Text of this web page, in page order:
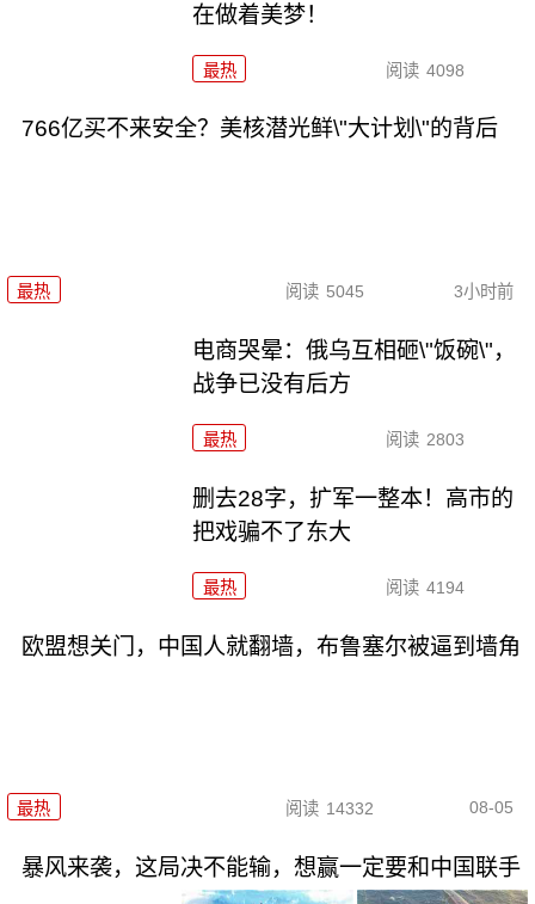
在做着美梦！
最热 阅读 4098
766亿买不来安全？美核潜光鲜\"大计划\"的背后
最热 阅读 5045 3小时前
电商哭晕：俄乌互相砸\"饭碗\"，
战争已没有后方
最热 阅读 2803
删去28字，扩军一整本！高市的
把戏骗不了东大
最热 阅读 4194
欧盟想关门，中国人就翻墙，布鲁塞尔被逼到墙角
最热 阅读 14332 08-05
暴风来袭，这局决不能输，想赢一定要和中国联手